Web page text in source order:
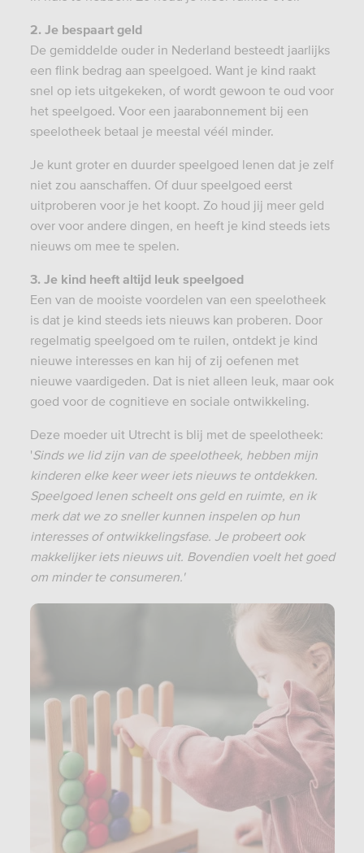
2. Je bespaart geld
De gemiddelde ouder in Nederland besteedt jaarlijks
een flink bedrag aan speelgoed. Want je kind raakt
snel op iets uitgekeken, of wordt gewoon te oud voor
het speelgoed. Voor een jaarabonnement bij een
speelotheek betaal je meestal véél minder.
Je kunt groter en duurder speelgoed lenen dat je zelf
niet zou aanschaffen. Of duur speelgoed eerst
uitproberen voor je het koopt. Zo houd jij meer geld
over voor andere dingen, en heeft je kind steeds iets
nieuws om mee te spelen.
3. Je kind heeft altijd leuk speelgoed
Een van de mooiste voordelen van een speelotheek
is dat je kind steeds iets nieuws kan proberen. Door
regelmatig speelgoed om te ruilen, ontdekt je kind
nieuwe interesses en kan hij of zij oefenen met
nieuwe vaardigeden. Dat is niet alleen leuk, maar ook
goed voor de cognitieve en sociale ontwikkeling.
Deze moeder uit Utrecht is blij met de speelotheek:
'Sinds we lid zijn van de speelotheek, hebben mijn
kinderen elke keer weer iets nieuws te ontdekken.
Speelgoed lenen scheelt ons geld en ruimte, en ik
merk dat we zo sneller kunnen inspelen op hun
interesses of ontwikkelingsfase. Je probeert ook
makkelijker iets nieuws uit. Bovendien voelt het goed
om minder te consumeren.'